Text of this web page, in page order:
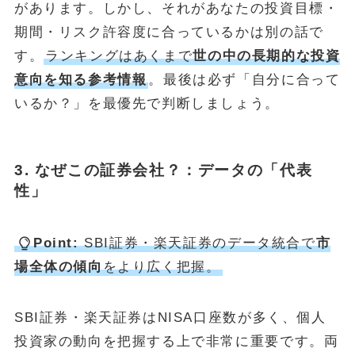
があります。しかし、それがあなたの投資目標・
期間・リスク許容度に合っているかは別の話で
す。ランキングはあくまで世の中の長期的な投資
意向を知る参考情報。最後は必ず「自分に合って
いるか？」を最優先で判断しましょう。
3. なぜこの証券会社？：データの「代表
性」
Point:SBI証券・楽天証券のデータ統合で市
場全体の傾向をより広く把握。
SBI証券・楽天証券はNISA口座数が多く、個人
投資家の動向を把握する上で非常に重要です。両